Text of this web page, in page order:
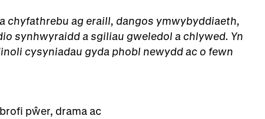
chyfathrebu ag eraill, dangos ymwybyddiaeth,
synhwyraidd a sgiliau gweledol a chlywed. Yn
cysyniadau gyda phobl newydd ac o fewn
pŵer, drama ac